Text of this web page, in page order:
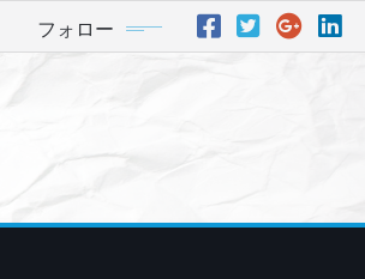
フォロー